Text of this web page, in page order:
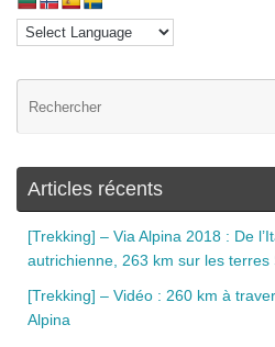
Articles récents
[Trekking] – Via Alpina 2018 : De
autrichienne, 263 km sur les terres
[Trekking] – Vidéo : 260 km à
Alpina